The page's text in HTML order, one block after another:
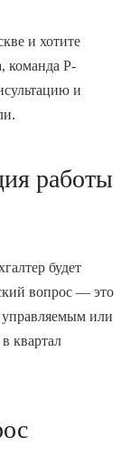
и хотите
команда Р-
и
работы
будет
вопрос — это
управляемым или
квартал